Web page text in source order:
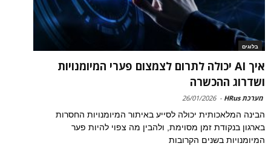
בלוגים
איך AI יכולה לתרום לצמצום פערי המיומנויות
ושדרוג ההכשרה
מערכת HRus -
26/01/2026
הבינה המלאכותית יכולה לסייע באיתור המיומנויות החסרות
בארגון בנקודת זמן מסוימת, ולהבין מה צפוי להיות פער
המיומנויות בשנים הקרובות